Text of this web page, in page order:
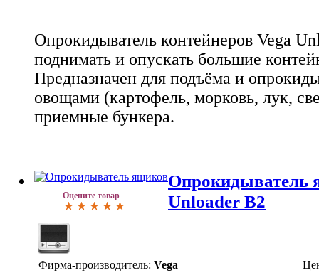
Опрокидыватель контейнеров Vega
поднимать и опускать большие
Предназначен для подъёма и
овощами (картофель, морковь, лук,
приемные бункера.
Оцените товар
Опрокидыватель
Unloader B2
Фирма-производитель: Vega